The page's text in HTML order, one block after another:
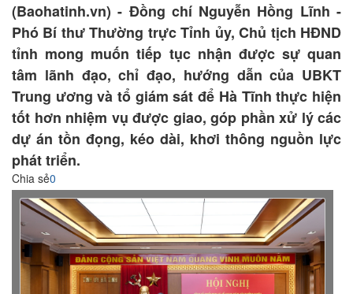
(Baohatinh.vn) - Đồng chí Nguyễn Hồng Lĩnh -
Phó Bí thư Thường trực Tỉnh ủy, Chủ tịch HĐND
tỉnh mong muốn tiếp tục nhận được sự quan
tâm lãnh đạo, chỉ đạo, hướng dẫn của UBKT
Trung ương và tổ giám sát để Hà Tĩnh thực hiện
tốt hơn nhiệm vụ được giao, góp phần xử lý các
dự án tồn đọng, kéo dài, khơi thông nguồn lực
phát triển.
Chia sẻ0